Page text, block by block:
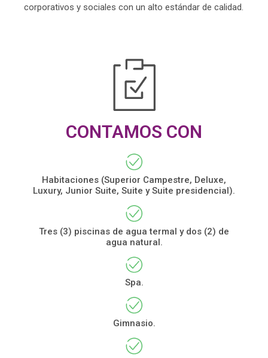
corporativos y sociales con un alto estándar de calidad.
CONTAMOS CON
Habitaciones (Superior Campestre, Deluxe,
Luxury, Junior Suite, Suite y Suite presidencial).
Tres (3) piscinas de agua termal y dos (2) de
agua natural.
Spa.
Gimnasio.